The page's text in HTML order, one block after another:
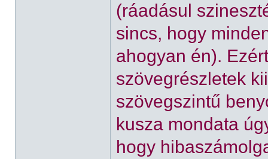
(ráadásul
sincs, hogy
ahogyan én).
szövegrészletek
szövegszintű
kusza mondata
hogy